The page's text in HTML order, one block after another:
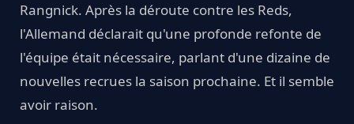
Rangnick. Après la déroute contre les Reds,
l'Allemand déclarait qu'une profonde refonte de
l'équipe était nécessaire, parlant d'une dizaine de
nouvelles recrues la saison prochaine. Et il semble
avoir raison.